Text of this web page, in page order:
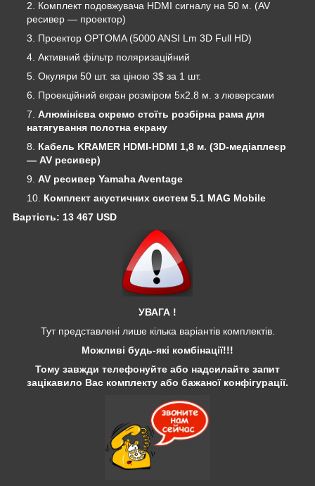
Комплект подовжувача HDMI сигналу на 50 м. (AV
ресивер ― проектор)
Проектор OPTOMA (5000 ANSI Lm 3D Full HD)
Активний фільтр поляризаційний
Окуляри 50 шт. за ціною 3$ за 1 шт.
Проекційний екран розміром 5х2.8 м. з люверсами
Алюмінієва окремо стоїть розбірна рама для
натягування полотна екрану
Кабель KRAMER HDMI-HDMI 1,8 м. (3D-медіаплеєр
― AV ресивер)
AV ресивер Yamaha Aventage
Комплект акустичних систем 5.1 MAG Mobile
Вартість: 13 467 USD
УВАГА !
Тут представлені лише кілька варіантів комплектів.
Можливі будь-які комбінації!!!
Тому завжди телефонуйте або надсилайте запит
зацікавило Вас комплекту або бажаної конфігурації.